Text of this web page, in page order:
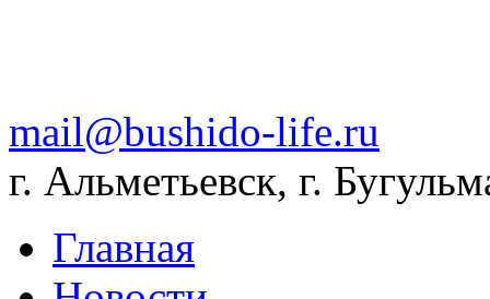
mail@bushido-life.ru
г. Альметьевск, г.
Главная